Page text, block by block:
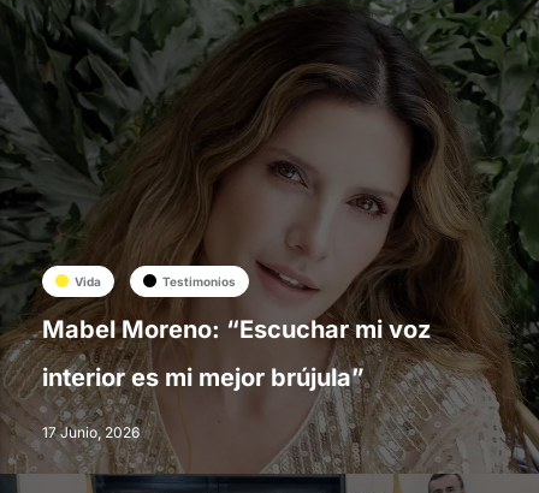
Vida Testimonios
Mabel Moreno: “Escuchar mi voz
interior es mi mejor brújula”
17 Junio, 2026